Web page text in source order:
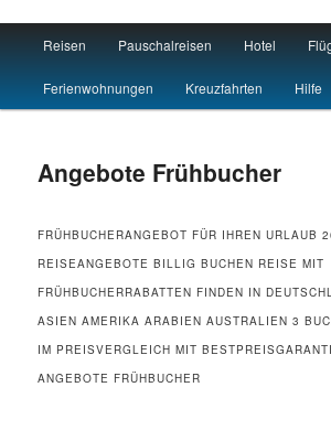
Reisen Hotel Flug
Skip to primary content
Skip to secondary content
Reisen Pauschalreisen Hotel
Ferienwohnungen Kreuzfahrten Hilfe
Angebote Frühbucher
FRÜHBUCHERANGEBOT FÜR IHREN URLAUB
REISEANGEBOTE BILLIG BUCHEN REISE MIT
FRÜHBUCHERRABATTEN FINDEN IN
ASIEN AMERIKA ARABIEN AUSTRALIEN 3
IM PREISVERGLEICH MIT
ANGEBOTE FRÜHBUCHER